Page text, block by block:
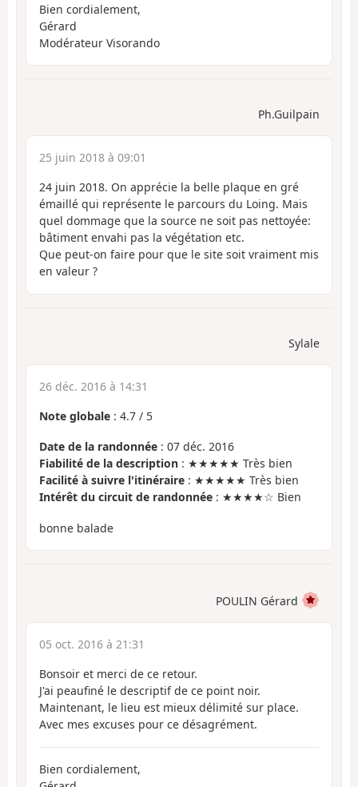
Bien cordialement,
Gérard
Modérateur Visorando
Ph.Guilpain
25 juin 2018 à 09:01
24 juin 2018. On apprécie la belle plaque en gré
émaillé qui représente le parcours du Loing. Mais
quel dommage que la source ne soit pas nettoyée:
bâtiment envahi pas la végétation etc.
Que peut-on faire pour que le site soit vraiment mis
en valeur ?
Sylale
26 déc. 2016 à 14:31
Note globale : 4.7 / 5
Date de la randonnée : 07 déc. 2016
Fiabilité de la description : ★★★★★ Très bien
Facilité à suivre l'itinéraire : ★★★★★ Très bien
Intérêt du circuit de randonnée : ★★★★☆ Bien
bonne balade
POULIN Gérard
05 oct. 2016 à 21:31
Bonsoir et merci de ce retour.
J'ai peaufiné le descriptif de ce point noir.
Maintenant, le lieu est mieux délimité sur place.
Avec mes excuses pour ce désagrément.
Bien cordialement,